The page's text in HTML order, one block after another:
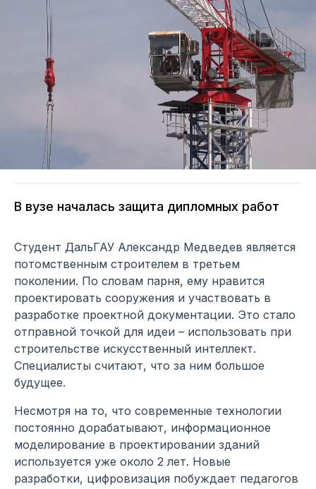
В вузе началась защита дипломных работ
Студент ДальГАУ Александр Медведев является
потомственным строителем в третьем
поколении. По словам парня, ему нравится
проектировать сооружения и участвовать в
разработке проектной документации. Это стало
отправной точкой для идеи – использовать при
строительстве искусственный интеллект.
Специалисты считают, что за ним большое
будущее.
Несмотря на то, что современные технологии
постоянно дорабатывают, информационное
моделирование в проектировании зданий
используется уже около 2 лет. Новые
разработки, цифровизация побуждает педагогов